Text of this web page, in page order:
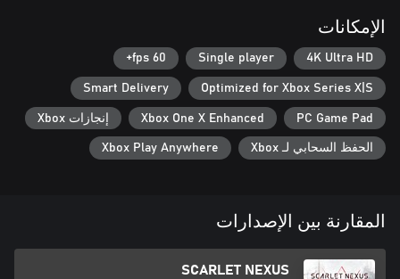
الإمكانات
4K Ultra HD
Single player
60 fps+
Optimized for Xbox Series X|S
Smart Delivery
PC Game Pad
Xbox One X Enhanced إنجازات Xbox
الحفظ السحابي لـ Xbox Xbox Play Anywhere
المقارنة بين الإصدارات
SCARLET NEXUS